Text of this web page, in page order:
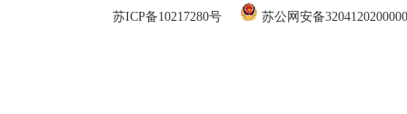
苏ICP备10217280号
苏公网安备